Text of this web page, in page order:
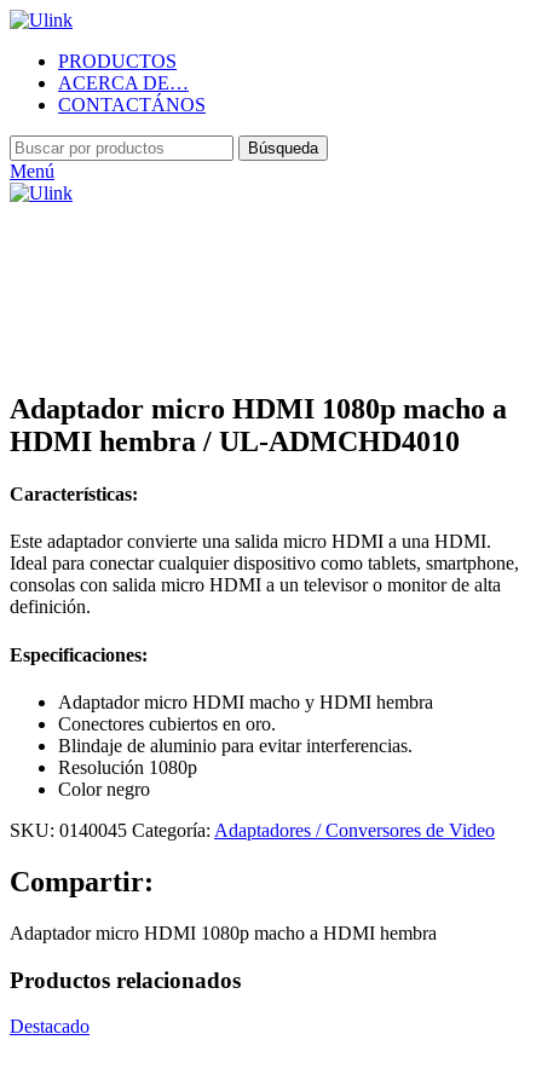
PRODUCTOS
ACERCA DE…
CONTACTÁNOS
Búsqueda
Menú
Adaptador micro HDMI 1080p macho a
HDMI hembra / UL-ADMCHD4010
Características:
Este adaptador convierte una salida micro HDMI a una HDMI.
Ideal para conectar cualquier dispositivo como tablets, smartphone,
consolas con salida micro HDMI a un televisor o monitor de alta
definición.
Especificaciones:
Adaptador micro HDMI macho y HDMI hembra
Conectores cubiertos en oro.
Blindaje de aluminio para evitar interferencias.
Resolución 1080p
Color negro
SKU: 0140045 Categoría: Adaptadores / Conversores de Video
Compartir:
Adaptador micro HDMI 1080p macho a HDMI hembra
Productos relacionados
Destacado